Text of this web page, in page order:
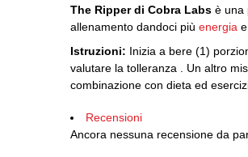
The Ripper di Cobra Labs è una
allenamento dandoci più energia
Istruzioni: Inizia a bere (1)
valutare la tolleranza . Un altro
combinazione con dieta ed
Recensioni
Ancora nessuna recensione da